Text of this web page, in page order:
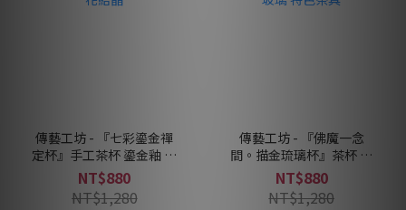
傳藝工坊 - 『七彩鎏金禪
定杯』手工茶杯 鎏金釉 七
彩雪花結晶
NT$880
NT$1,280
傳藝工坊 - 『佛魔一念
間。描金琉璃杯』茶杯 茶
具 琉璃 玻璃 特色茶具
NT$880
NT$1,280